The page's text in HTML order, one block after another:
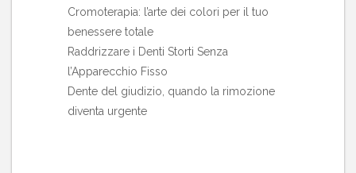
Cromoterapia: l’arte dei colori per il tuo
benessere totale
Raddrizzare i Denti Storti Senza
l’Apparecchio Fisso
Dente del giudizio, quando la rimozione
diventa urgente